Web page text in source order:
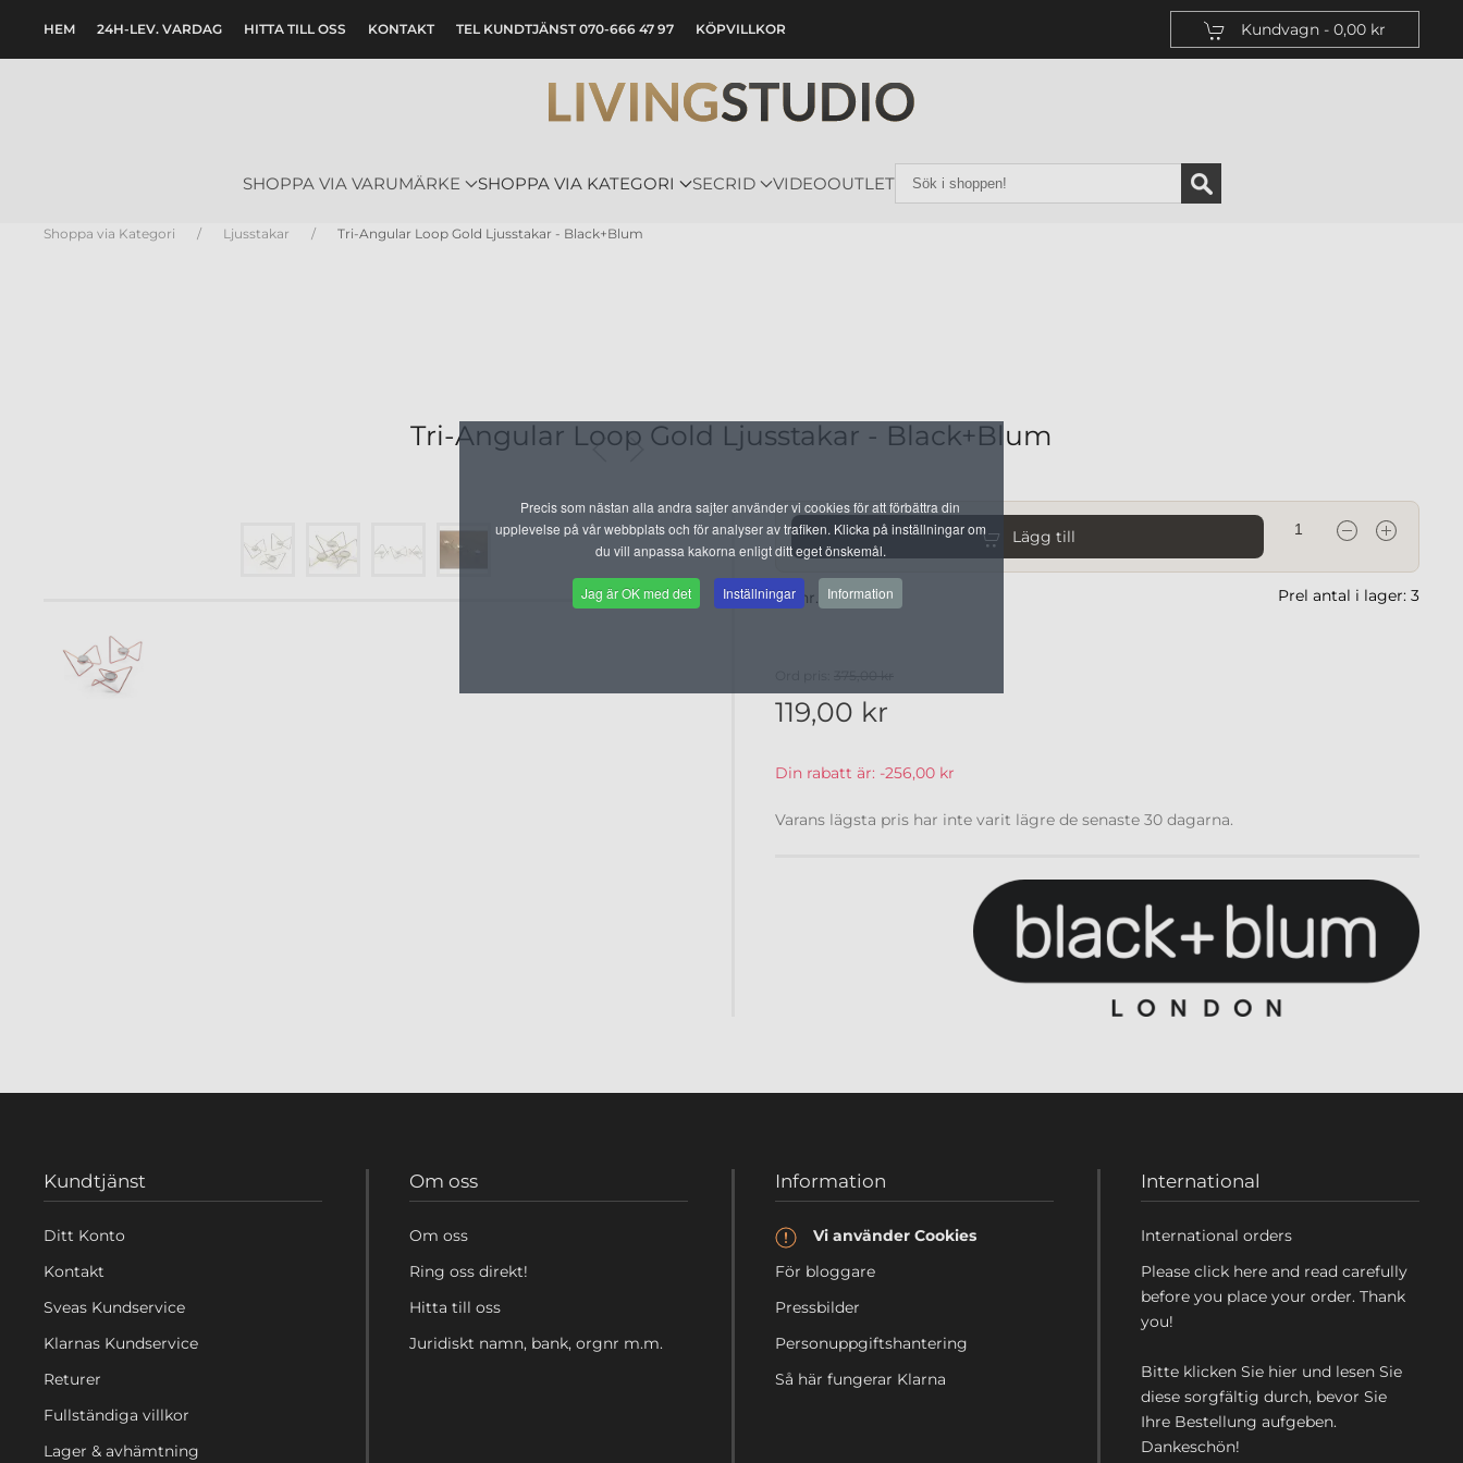
Skip to main content
HEM 24H-LEV. VARDAG HITTA TILL OSS KONTAKT TEL KUNDTJÄNST 070-666 47 97 KÖPVILLKOR Kundvagn - 0,00 kr
SHOPPA VIA VARUMÄRKE SHOPPA VIA KATEGORI SECRID VIDEOOUTLET
Shoppa via Kategori Ljusstakar Tri-Angular Loop Gold Ljusstakar - Black+Blum
Tri-Angular Loop Gold Ljusstakar - Black+Blum
Lägg till
Prel antal i lager: 3
Artnr. TRI004
119,00 kr
Din rabatt är: -256,00 kr
Varans lägsta pris har inte varit lägre de senaste 30 dagarna.
Kundtjänst
Ditt Konto
Kontakt
Sveas Kundservice
Klarnas Kundservice
Returer
Fullständiga villkor
Lager & avhämtning
Om oss
Om oss
Ring oss direkt!
Hitta till oss
Juridiskt namn, bank, orgnr m.m.
Information
Vi använder Cookies
För bloggare
Pressbilder
Personuppgiftshantering
Så här fungerar Klarna
International
International orders
Please click here and read carefully
before you place your order. Thank
you!
Bitte klicken Sie hier und lesen Sie
diese sorgfältig durch, bevor Sie
Ihre Bestellung aufgeben.
Dankeschön!
Precis som nästan alla andra sajter använder vi cookies för att förbättra din
upplevelse på vår webbplats och för analyser av trafiken. Klicka på inställningar om
du vill anpassa kakorna enligt ditt eget önskemål.
Jag är OK med det Inställningar Information